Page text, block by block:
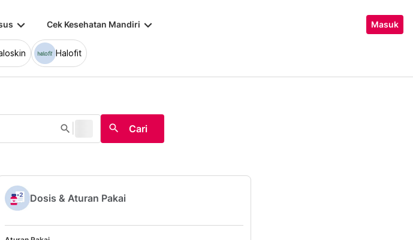
keyboard_arrow_down Cek Kesehatan Mandiri keyboard_arrow_down Masuk
Halofit
search search Cari
Dosis & Aturan Pakai